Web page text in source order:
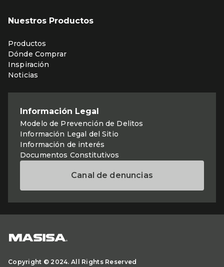
Nuestros Productos
Productos
Dónde Comprar
Inspiración
Noticias
Información Legal
Modelo de Prevención de Delitos
Información Legal del Sitio
Información de interés
Documentos Constitutivos
Canal de denuncias
Copyright © 2024. All Rights Reserved